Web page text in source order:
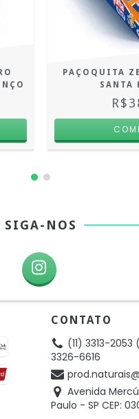
PAÇOQUITA
SANTA
SIGA-NOS
CONTATO
(11) 3313-2053
3326-6616
Avenida
Paulo - SP CEP: